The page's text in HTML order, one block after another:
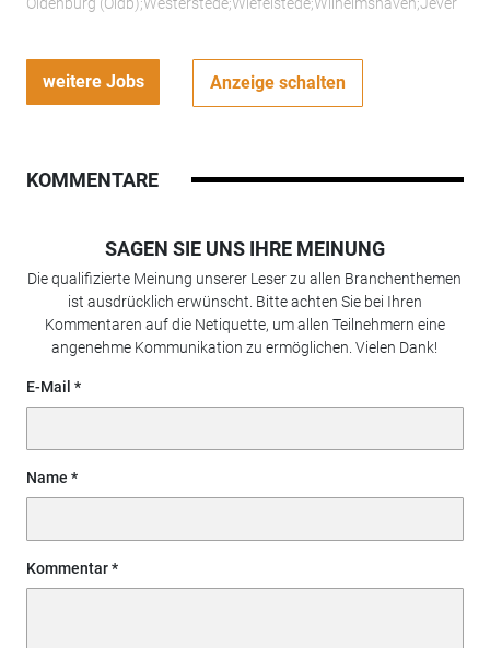
Oldenburg (Oldb);Westerstede;Wiefelstede;Wilhelmshaven;Jever
weitere Jobs Anzeige schalten
KOMMENTARE
SAGEN SIE UNS IHRE MEINUNG
Die qualifizierte Meinung unserer Leser zu allen Branchenthemen
ist ausdrücklich erwünscht. Bitte achten Sie bei Ihren
Kommentaren auf die Netiquette, um allen Teilnehmern eine
angenehme Kommunikation zu ermöglichen. Vielen Dank!
E-Mail
Name
Kommentar